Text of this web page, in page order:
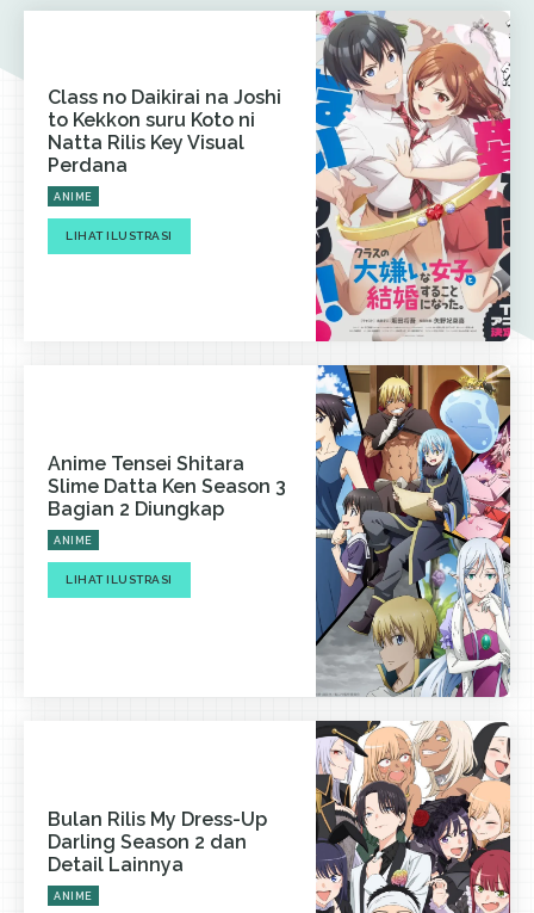
Class no Daikirai na Joshi
to Kekkon suru Koto ni
Natta Rilis Key Visual
Perdana
ANIME
LIHAT ILUSTRASI
Anime Tensei Shitara
Slime Datta Ken Season 3
Bagian 2 Diungkap
ANIME
LIHAT ILUSTRASI
Bulan Rilis My Dress-Up
Darling Season 2 dan
Detail Lainnya
ANIME